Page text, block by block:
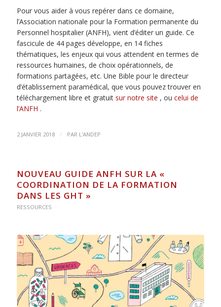
Pour vous aider à vous repérer dans ce domaine,
l’Association nationale pour la Formation permanente du
Personnel hospitalier (ANFH), vient d’éditer un guide. Ce
fascicule de 44 pages développe, en 14 fiches
thématiques, les enjeux qui vous attendent en termes de
ressources humaines, de choix opérationnels, de
formations partagées, etc. Une Bible pour le directeur
d’établissement paramédical, que vous pouvez trouver en
téléchargement libre et gratuit sur notre site , ou celui de
l’ANFH .
2 JANVIER 2018 / PAR L'ANDEP
NOUVEAU GUIDE ANFH SUR LA «
COORDINATION DE LA FORMATION
DANS LES GHT »
RESSOURCES